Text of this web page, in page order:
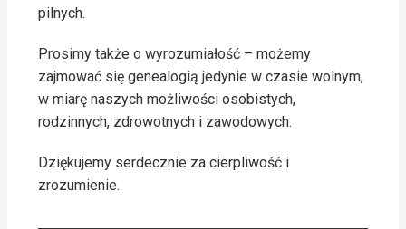
pilnych.
Prosimy także o wyrozumiałość – możemy
zajmować się genealogią jedynie w czasie wolnym,
w miarę naszych możliwości osobistych,
rodzinnych, zdrowotnych i zawodowych.
Dziękujemy serdecznie za cierpliwość i
zrozumienie.